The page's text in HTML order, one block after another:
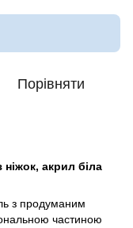
Порівняти
ніжок, акрил біла
з продуманим
частиною